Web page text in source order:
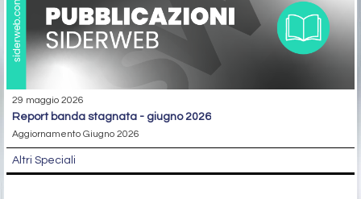
29 maggio 2026
report banda stagnata - giugno 2026
Aggiornamento Giugno 2026
Altri Speciali